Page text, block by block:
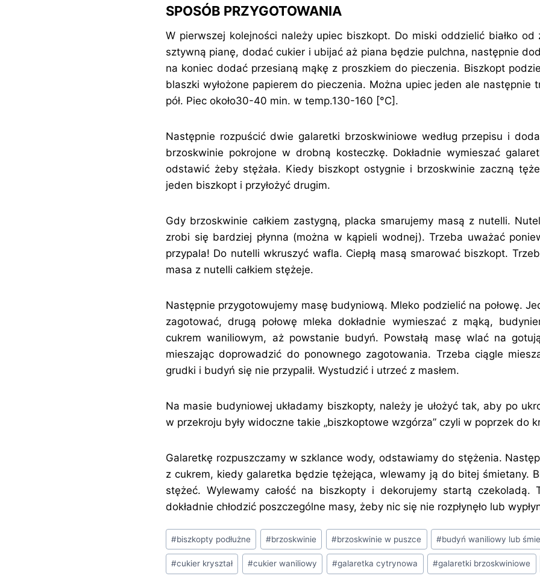
SPOSÓB PRZYGOTOWANIA
W pierwszej kolejności należy upiec biszkopt. Do miski oddzielić białko od
sztywną pianę, dodać cukier i ubijać aż piana będzie pulchna, następnie
na koniec dodać przesianą mąkę z proszkiem do pieczenia. Biszkopt
blaszki wyłożone papierem do pieczenia. Można upiec jeden ale następnie
pół. Piec około30-40 min. w temp.130-160 [°C].
Następnie rozpuścić dwie galaretki brzoskwiniowe według przepisu i
brzoskwinie pokrojone w drobną kosteczkę. Dokładnie wymieszać
odstawić żeby stężała. Kiedy biszkopt ostygnie i brzoskwinie zaczną
jeden biszkopt i przyłożyć drugim.
Gdy brzoskwinie całkiem zastygną, placka smarujemy masą z nutelli.
zrobi się bardziej płynna (można w kąpieli wodnej). Trzeba uważać
przypala! Do nutelli wkruszyć wafla. Ciepłą masą smarować biszkopt.
masa z nutelli całkiem stężeje.
Następnie przygotowujemy masę budyniową. Mleko podzielić na połowę.
zagotować, drugą połowę mleka dokładnie wymieszać z mąką,
cukrem waniliowym, aż powstanie budyń. Powstałą masę wlać na
mieszając doprowadzić do ponownego zagotowania. Trzeba ciągle
grudki i budyń się nie przypalił. Wystudzić i utrzeć z masłem.
Na masie budyniowej układamy biszkopty, należy je ułożyć tak, aby po
w przekroju były widoczne takie „biszkoptowe wzgórza” czyli w poprzek do
Galaretkę rozpuszczamy w szklance wody, odstawiamy do stężenia.
z cukrem, kiedy galaretka będzie tężejąca, wlewamy ją do bitej śmietany.
stężeć. Wylewamy całość na biszkopty i dekorujemy startą czekoladą.
dokładnie chłodzić poszczególne masy, żeby nic się nie rozpłynęło lub
Tagi
wpisu:
#biszkopty podłużne #brzoskwinie #brzoskwinie w puszce #budyń waniliowy lub
#cukier kryształ #cukier waniliowy #galaretka cytrynowa #galaretki brzoskwiniowe